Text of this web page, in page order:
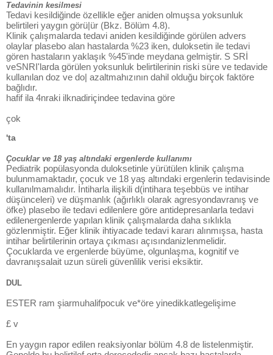
Tedavinin kesilmesi
Tedavi kesildiğinde özellikle eğer aniden olmuşsa yoksunluk
belirtileri yaygın görü|ür (Bkz. Bölüm 4.8).
Klinik çalışmalarda tedavi aniden kesildiğinde görülen advers
olaylar plasebo alan hastalarda %23 iken, duloksetin ile tedavi
gören hastaların yaklaşık %45'inde meydana gelmiştir. S SRİ
veSNRI'larda görülen yoksunluk belirtilerinin riski süre ve tedavide
kullanılan doz ve do| azaltmahızının dahil olduğu birçok faktöre
bağlıdır.
hafif ila 4nraki ilknadiriçindee tedavina göre
çok
'ta
Çocuklar ve 18 yaş altındaki ergenlerde kullanımı
Pediatrik popülasyonda duloksetinle yürütülen klinik çalışma
bulunmamaktadır, çocuk ve 18 yaş altındaki ergenlerin tedavisinde
kullanılmamalıdır. İntiharla ilişkili d(intihara teşebbüs ve intihar
düşünceleri) ve düşmanlık (ağırlıklı olarak agresyondavranış ve
öfke) plasebo ile tedavi edilenlere göre antidepresanlarla tedavi
edilenergenlerde yapılan klinik çalışmalarda daha sıklıkla
gözlenmiştir. Eğer klinik ihtiyacade tedavi kararı alınmışsa, hasta
intihar belirtilerinin ortaya çıkması açısındanizlenmelidir.
Çocuklarda ve ergenlerde büyüme, olgunlaşma, kognitif ve
davranışsalait uzun süreli güvenlilik verisi eksiktir.
DUL
ESTER ram şiarmuhalifpocuk ve*öre yinedikkatlegelişime
£ v
En yaygın rapor edilen reaksiyonlar bölüm 4.8 de listelenmiştir.